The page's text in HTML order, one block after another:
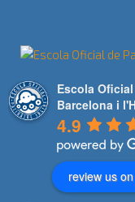
Escola
Barcelona i
4.9
review us on